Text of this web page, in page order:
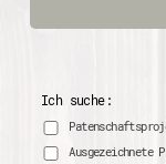
Ich suche:
Ausgezeichnete